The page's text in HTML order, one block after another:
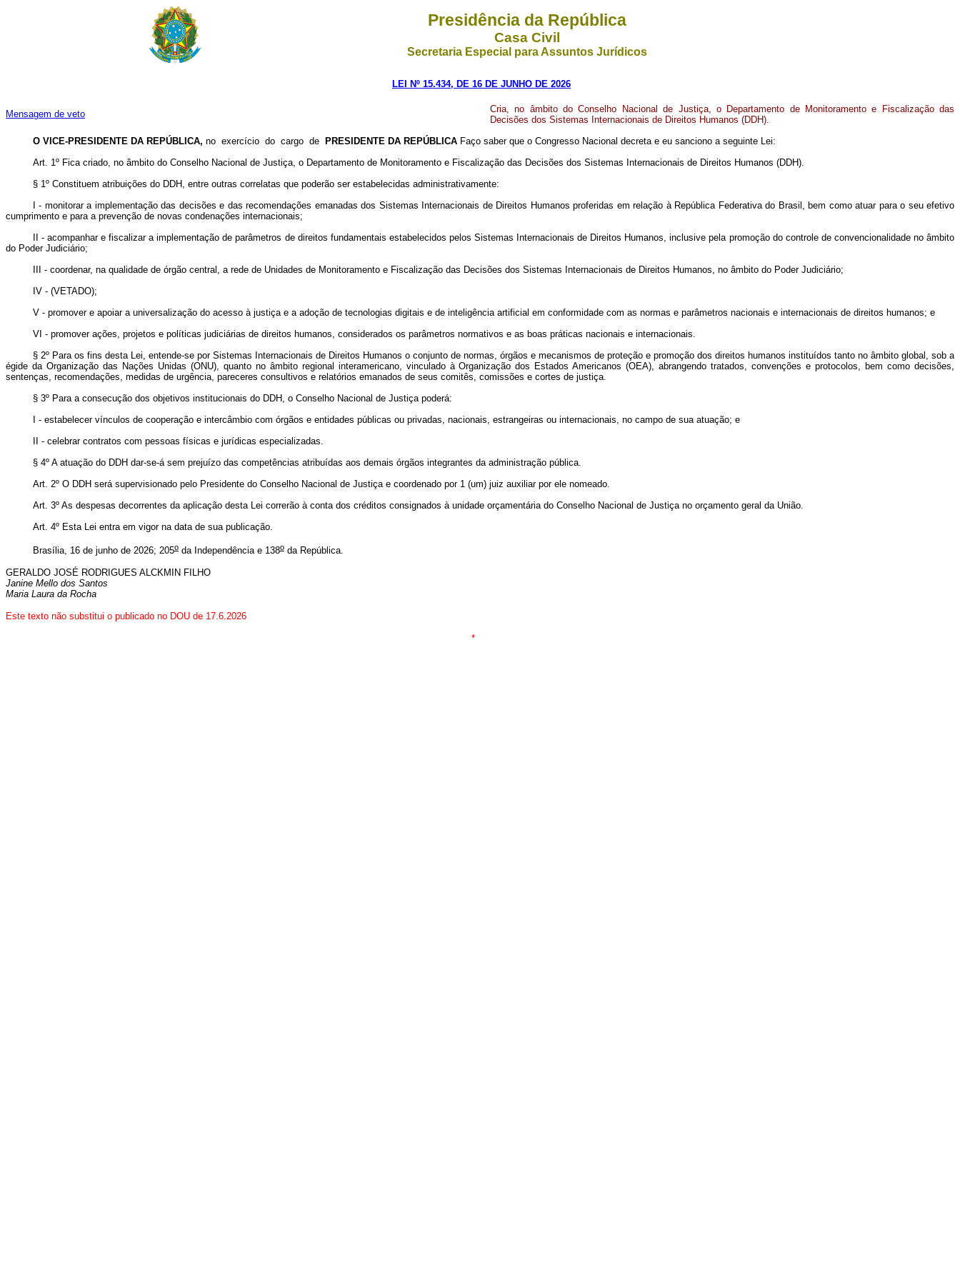
Presidência da República
Casa Civil
Secretaria Especial para Assuntos Jurídicos
LEI Nº 15.434, DE 16 DE JUNHO DE 2026
Mensagem de veto
Cria, no âmbito do Conselho Nacional de Justiça, o Departamento de Monitoramento e Fiscalização das
Decisões dos Sistemas Internacionais de Direitos Humanos (DDH).
O VICE-PRESIDENTE DA REPÚBLICA, no exercício do cargo de PRESIDENTE DA REPÚBLICAFaço saber que o Congresso Nacional decreta e eu sanciono a seguinte Lei:
Art. 1º Fica criado, no âmbito do Conselho Nacional de Justiça, o Departamento de Monitoramento e Fiscalização das Decisões dos Sistemas Internacionais de Direitos Humanos (DDH).
§ 1º Constituem atribuições do DDH, entre outras correlatas que poderão ser estabelecidas administrativamente:
I - monitorar a implementação das decisões e das recomendações emanadas dos Sistemas Internacionais de Direitos Humanos proferidas em relação à República Federativa do Brasil, bem como atuar para o seu efetivo
cumprimento e para a prevenção de novas condenações internacionais;
II - acompanhar e fiscalizar a implementação de parâmetros de direitos fundamentais estabelecidos pelos Sistemas Internacionais de Direitos Humanos, inclusive pela promoção do controle de convencionalidade no âmbito
do Poder Judiciário;
III - coordenar, na qualidade de órgão central, a rede de Unidades de Monitoramento e Fiscalização das Decisões dos Sistemas Internacionais de Direitos Humanos, no âmbito do Poder Judiciário;
IV - (VETADO);
V - promover e apoiar a universalização do acesso à justiça e a adoção de tecnologias digitais e de inteligência artificial em conformidade com as normas e parâmetros nacionais e internacionais de direitos humanos; e
VI - promover ações, projetos e políticas judiciárias de direitos humanos, considerados os parâmetros normativos e as boas práticas nacionais e internacionais.
§ 2º Para os fins desta Lei, entende-se por Sistemas Internacionais de Direitos Humanos o conjunto de normas, órgãos e mecanismos de proteção e promoção dos direitos humanos instituídos tanto no âmbito global, sob a
égide da Organização das Nações Unidas (ONU), quanto no âmbito regional interamericano, vinculado à Organização dos Estados Americanos (OEA), abrangendo tratados, convenções e protocolos, bem como decisões,
sentenças, recomendações, medidas de urgência, pareceres consultivos e relatórios emanados de seus comitês, comissões e cortes de justiça.
§ 3º Para a consecução dos objetivos institucionais do DDH, o Conselho Nacional de Justiça poderá:
I - estabelecer vínculos de cooperação e intercâmbio com órgãos e entidades públicas ou privadas, nacionais, estrangeiras ou internacionais, no campo de sua atuação; e
II - celebrar contratos com pessoas físicas e jurídicas especializadas.
§ 4º A atuação do DDH dar-se-á sem prejuízo das competências atribuídas aos demais órgãos integrantes da administração pública.
Art. 2º O DDH será supervisionado pelo Presidente do Conselho Nacional de Justiça e coordenado por 1 (um) juiz auxiliar por ele nomeado.
Art. 3º As despesas decorrentes da aplicação desta Lei correrão à conta dos créditos consignados à unidade orçamentária do Conselho Nacional de Justiça no orçamento geral da União.
Art. 4º Esta Lei entra em vigor na data de sua publicação.
Brasília, 16 de junho de 2026; 205oda Independência e 138oda República.
GERALDO JOSÉ RODRIGUES ALCKMIN FILHO
Janine Mello dos Santos
Maria Laura da Rocha
Este texto não substitui o publicado no DOU de 17.6.2026
*